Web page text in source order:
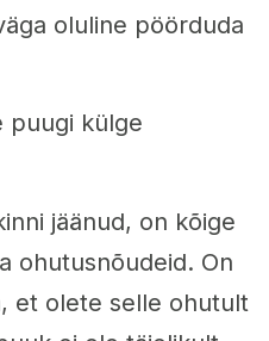
oluline pöörduda
puugi külge
jäänud, on kõige
ohutusnõudeid. On
et olete selle ohutult